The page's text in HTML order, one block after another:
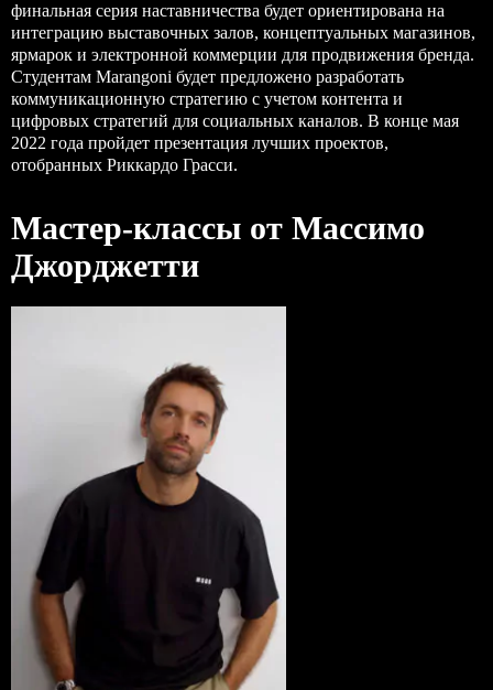
финальная серия наставничества будет ориентирована на
интеграцию выставочных залов, концептуальных магазинов,
ярмарок и электронной коммерции для продвижения бренда.
Студентам Marangoni будет предложено разработать
коммуникационную стратегию с учетом контента и
цифровых стратегий для социальных каналов. В конце мая
2022 года пройдет презентация лучших проектов,
отобранных Риккардо Грасси.
Мастер-классы от Массимо
Джорджетти